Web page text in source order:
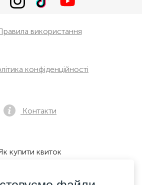
використання
конфіденційності
Контакти
купити квиток